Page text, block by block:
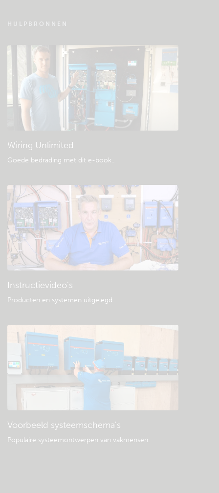
VRM - Veel gestelde vragen
Bekijk de Community kennisbank
Algemene downloads & documentatie
HULPBRONNEN
Wiring Unlimited
Goede bedrading met dit e-book..
Instructievideo's
Producten en systemen uitgelegd.
Voorbeeld systeemschema's
Populaire systeemontwerpen van vakmensen.